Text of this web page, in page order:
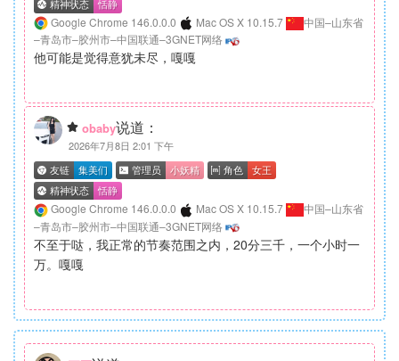
Google Chrome 146.0.0.0 Mac OS X 10.15.7
中国–山东省
–青岛市–胶州市–中国联通–3GNET网络
他可能是觉得意犹未尽，嘎嘎
obaby说道：
2026年7月8日 2:01 下午
Google Chrome 146.0.0.0 Mac OS X 10.15.7
中国–山东省
–青岛市–胶州市–中国联通–3GNET网络
不至于哒，我正常的节奏范围之内，20分三千，一个小时一
万。嘎嘎